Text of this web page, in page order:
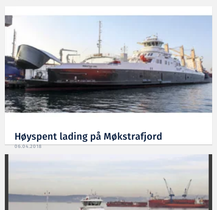
Høyspent lading på Møkstrafjord
06.04.2018